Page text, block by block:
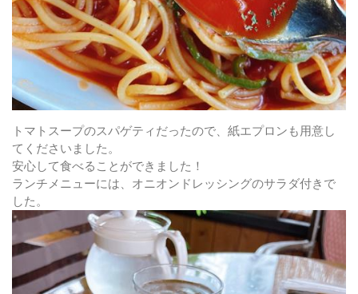
トマトスープのスパゲティだったので、紙エプロンも用意し
てくださいました。
安心して食べることができました！
ランチメニューには、オニオンドレッシングのサラダ付きで
した。